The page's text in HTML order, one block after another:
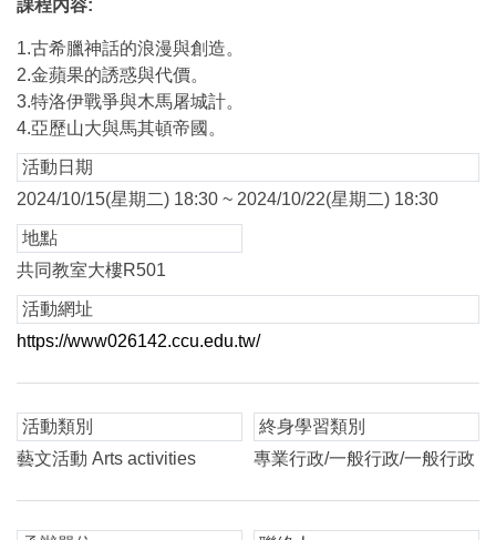
課程內容:
1.古希臘神話的浪漫與創造。
2.金蘋果的誘惑與代價。
3.特洛伊戰爭與木馬屠城計。
4.亞歷山大與馬其頓帝國。
活動日期
2024/10/15(星期二) 18:30 ~ 2024/10/22(星期二) 18:30
地點
共同教室大樓R501
活動網址
https://www026142.ccu.edu.tw/
活動類別
藝文活動 Arts activities
終身學習類別
專業行政/一般行政/一般行政